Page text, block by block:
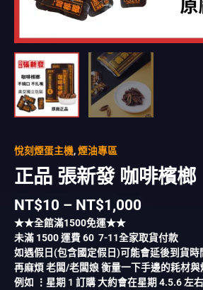
悅刻煙蛋主機,煙油專區
正品 張新發 咖啡檳榔
NT$10 – NT$1,000
★★全館滿1500免運★★
未滿 1500運費60 7-11全家取貨付款
如遇假日(包含國定假日)可能會延後到貨時
再麻煩 老闆/老闆娘 衡量一下手邊的耗材
例如 ⋮星期 1 訂購 大約會在星期 4.5.6 左